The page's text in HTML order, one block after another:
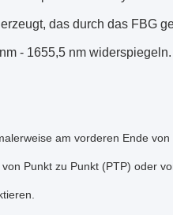
das durch das FBG
- 1655,5 nm widerspiegeln.
am vorderen Ende
Punkt zu Punkt (PTP) oder